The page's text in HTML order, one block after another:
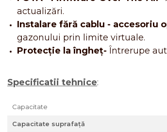
actualizări.
Instalare fără cablu - accesoriu
gazonului prin limite virtuale.
Protecție la îngheț- Întrerupe
Specificatii tehnice:
Capacitate
Capacitate suprafață